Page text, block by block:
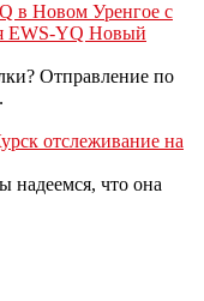
в Новом Уренгое с
EWS-YQ Новый
Отправление по
отслеживание на
надеемся, что она